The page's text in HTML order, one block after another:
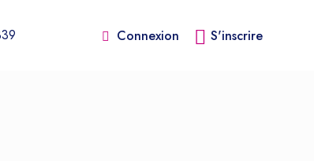
Connexion S'inscrire